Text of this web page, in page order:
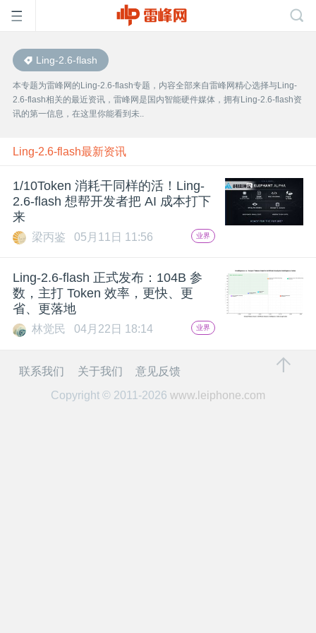
首
页
雷
峰
网
公
开
活
Ling-2.6-flash
本专题为雷峰网的Ling-2.6-flash专题，内容全部来自雷峰网精心选择与Ling-
2.6-flash相关的最近资讯，雷峰网是国内智能硬件媒体，拥有Ling-2.6-flash资
讯的第一信息，在这里你能看到未..
Ling-2.6-flash最新资讯
1/10Token 消耗干同样的活！Ling-
2.6-flash 想帮开发者把 AI 成本打下
来
梁丙鉴 05月11日 11:56 业界
Ling-2.6-flash 正式发布：104B 参
数，主打 Token 效率，更快、更
省、更落地
林觉民 04月22日 18:14 业界
联系我们 关于我们
意见反馈
Copyright © 2011-2026 www.leiphone.com